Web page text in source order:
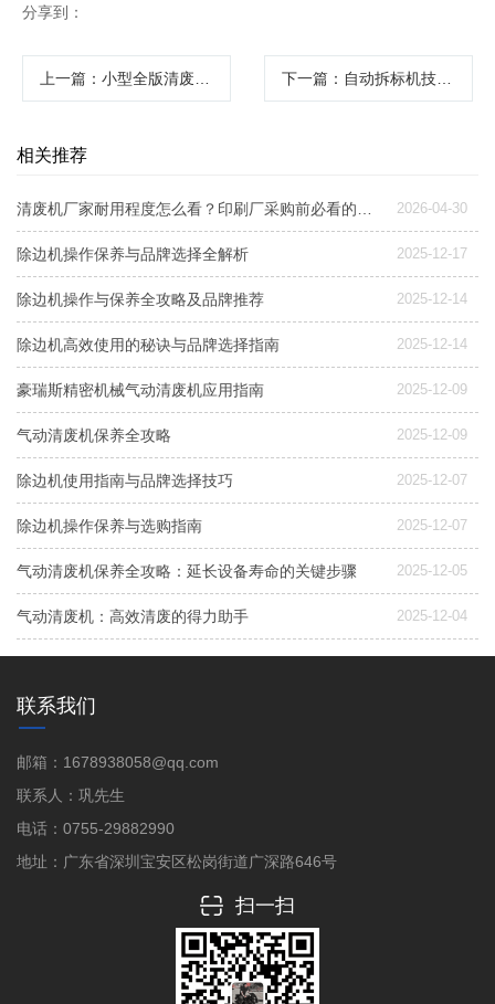
分享到：
上一篇 ：小型全版清废机：高效清理，助力生产 下一篇 ：自动拆标机技术解析与常见问题解决方案
相关推荐
2026-04-30
除边机操作保养与品牌选择全解析 2025-12-17
除边机操作与保养全攻略及品牌推荐 2025-12-14
除边机高效使用的秘诀与品牌选择指南 2025-12-14
豪瑞斯精密机械气动清废机应用指南 2025-12-09
气动清废机保养全攻略 2025-12-09
除边机使用指南与品牌选择技巧 2025-12-07
除边机操作保养与选购指南 2025-12-07
气动清废机保养全攻略：延长设备寿命的关键步骤 2025-12-05
气动清废机：高效清废的得力助手 2025-12-04
联系我们
邮箱：1678938058@qq.com
联系人：巩先生
电话：0755-29882990
地址：广东省深圳宝安区松岗街道广深路646号
扫一扫